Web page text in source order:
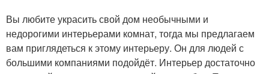
Вы любите украсить свой дом необычными и
недорогими интерьерами комнат, тогда мы предлагаем
вам приглядеться к этому интерьеру. Он для людей с
большими компаниями подойдёт. Интерьер достаточно